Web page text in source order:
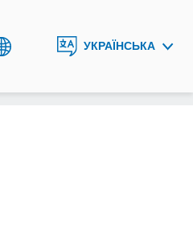
УКРАЇНСЬКА